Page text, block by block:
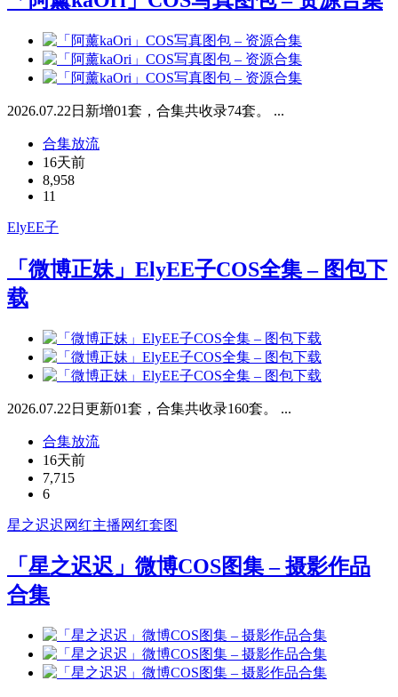
2026.07.22日新增01套，合集共收录74套。 ...
合集放流
16天前
8,958
11
ElyEE子
「微博正妹」ElyEE子COS全集 – 图包下
载
2026.07.22日更新01套，合集共收录160套。 ...
合集放流
16天前
7,715
6
星之迟迟网红主播网红套图
「星之迟迟」微博COS图集 – 摄影作品
合集